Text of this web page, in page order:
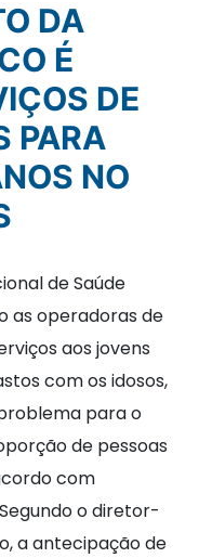
É
DE
PARA
NO
de Saúde
as operadoras de
aos jovens
com os idosos,
para o
de pessoas
com
o diretor-
a antecipação de